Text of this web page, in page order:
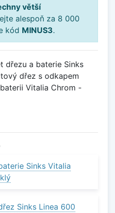
větší
alespoň za 8 000
kód MINUS3.
dřezu a baterie Sinks
dřez s odkapem
Vitalia Chrom -
Sinks Vitalia
Sinks Linea 600